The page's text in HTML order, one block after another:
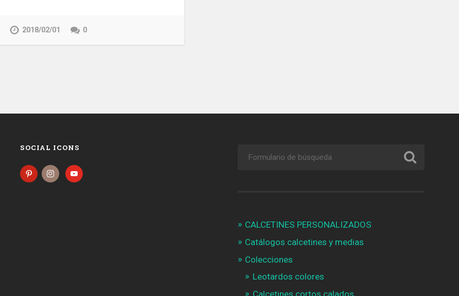
2018/02/01 0
SOCIAL ICONS
CALCETINES PERSONALIZADOS
Catálogos calcetines y medias
Colecciones
Leotardos colores
Calcetines cortos calados